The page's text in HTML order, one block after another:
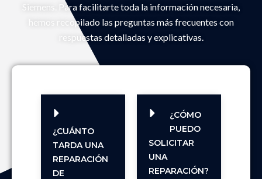
Siemens. Para facilitarte toda la información necesaria,
hemos recopilado las preguntas más frecuentes con
respuestas detalladas y explicativas.
¿CUÁNTO
TARDA UNA
REPARACIÓN
DE
¿CÓMO
PUEDO
SOLICITAR
UNA
REPARACIÓN?